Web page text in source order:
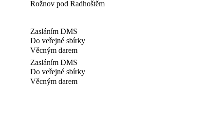
Rožnov pod Radhoštěm
Zasláním DMS
Do veřejné sbírky
Věcným darem
Zasláním DMS
Do veřejné sbírky
Věcným darem